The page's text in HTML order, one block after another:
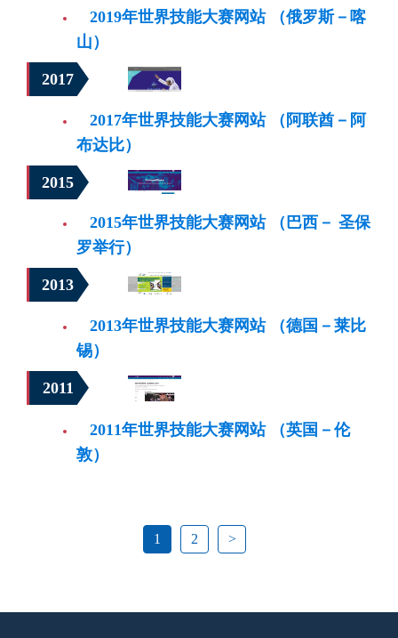
2019年世界技能大赛网站 （俄罗斯－喀
山）
2017
2017年世界技能大赛网站 （阿联酋－阿
布达比）
2015
2015年世界技能大赛网站 （巴西－ 圣保
罗举行）
2013
2013年世界技能大赛网站 （德国－莱比
锡）
2011
2011年世界技能大赛网站 （英国－伦
敦）
1 2 >